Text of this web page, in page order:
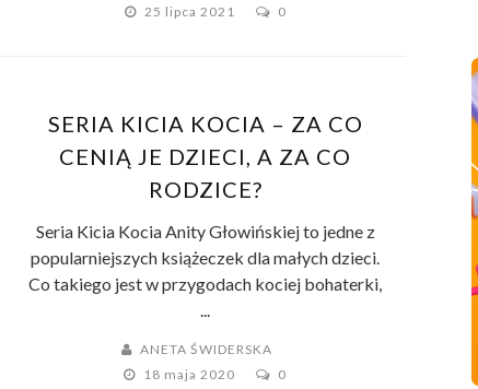
25 lipca 2021
0
SERIA KICIA KOCIA – ZA CO
CENIĄ JE DZIECI, A ZA CO
RODZICE?
Seria Kicia Kocia Anity Głowińskiej to jedne z
popularniejszych książeczek dla małych dzieci.
Co takiego jest w przygodach kociej bohaterki,
...
ANETA ŚWIDERSKA
18 maja 2020
0